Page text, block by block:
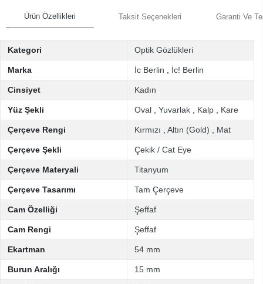
Ürün Özellikleri Taksit Seçenekleri Garanti Ve
Kategori Optik Gözlükleri
Marka İc Berlin İc! Berlin
Cinsiyet Kadın
Yüz Şekli Oval Yuvarlak Kalp Kare
Çerçeve Rengi Kırmızı Altın (Gold) Mat
Çerçeve Şekli Çekik / Cat Eye
Çerçeve Materyali Titanyum
Çerçeve Tasarımı Tam Çerçeve
Cam Özelliği Şeffaf
Cam Rengi Şeffaf
Ekartman 54 mm
Burun Aralığı 15 mm